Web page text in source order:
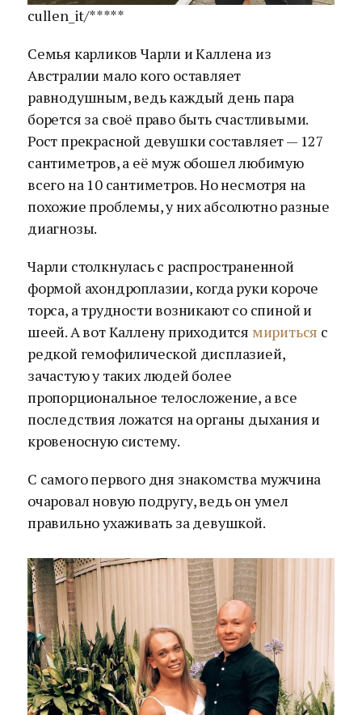
cullen_it/*****
Семья карликов Чарли и Каллена из
Австралии мало кого оставляет
равнодушным, ведь каждый день пара
борется за своё право быть счастливыми.
Рост прекрасной девушки составляет — 127
сантиметров, а её муж обошел любимую
всего на 10 сантиметров. Но несмотря на
похожие проблемы, у них абсолютно разные
диагнозы.
Чарли столкнулась с распространенной
формой ахондроплазии, когда руки короче
торса, а трудности возникают со спиной и
шеей. А вот Каллену приходится мириться с
редкой гемофилической дисплазией,
зачастую у таких людей более
пропорциональное телосложение, а все
последствия ложатся на органы дыхания и
кровеносную систему.
С самого первого дня знакомства мужчина
очаровал новую подругу, ведь он умел
правильно ухаживать за девушкой.